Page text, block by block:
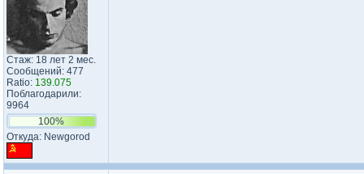
Стаж: 18 лет 2 мес.
Сообщений: 477
Ratio: 139.075
Поблагодарили:
9964
100%
Откуда: Newgorod